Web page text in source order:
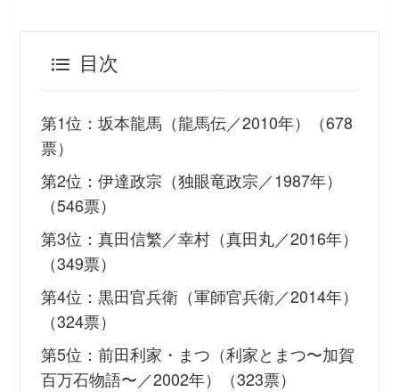
目次
第1位：坂本龍馬（龍馬伝／2010年）（678
票）
第2位：伊達政宗（独眼竜政宗／1987年）
（546票）
第3位：真田信繁／幸村（真田丸／2016年）
（349票）
第4位：黒田官兵衛（軍師官兵衛／2014年）
（324票）
第5位：前田利家・まつ（利家とまつ〜加賀
百万石物語〜／2002年）（323票）